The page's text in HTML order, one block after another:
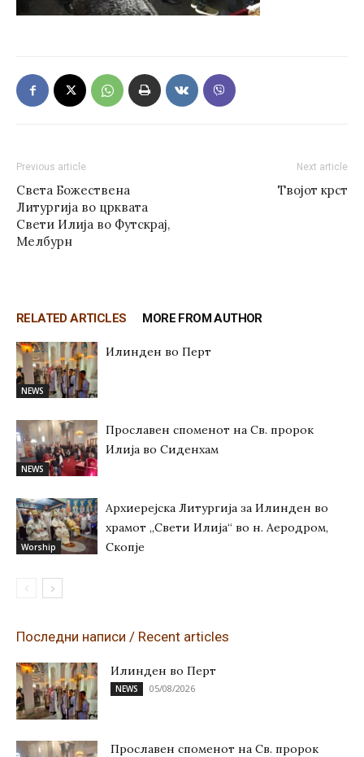
Previous article
Света Божествена
Литургија во црквата
Свети Илија во Футскрај,
Мелбурн
Next article
Твојот крст
RELATED ARTICLES MORE FROM AUTHOR
NEWS
Илинден во Перт
NEWS
Прославен споменот на Св. пророк
Илија во Сиденхам
Worship
Архиерејска Литургија за Илинден во
храмот „Свети Илија“ во н. Аеродром,
Скопје
Последни написи / Recent articles
Илинден во Перт
NEWS 05/08/2026
Прославен споменот на Св. пророк